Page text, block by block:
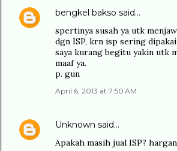
bengkel bakso said…
spertinya susah ya utk
dgn ISP, krn isp sering
saya kurang begitu yakin utk
maaf ya.
p. gun
April 6, 2013 at 7:50 AM
Unknown said…
Apakah masih jual ISP?